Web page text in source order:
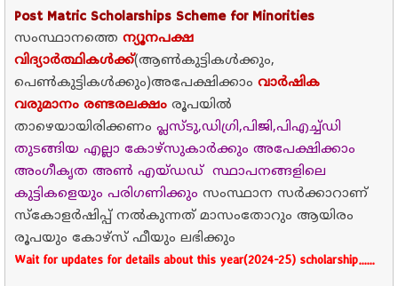
Post Matric Scholarships Scheme for Minorities
സംസ്ഥാനത്തെ ന്യൂനപക്ഷ
വിദ്യാർത്ഥികൾക്ക്(ആൺകുട്ടികൾക്കും,
പെൺകുട്ടികൾക്കും)അപേക്ഷിക്കാം വാർഷിക
വരുമാനം രണ്ടരലക്ഷം രൂപയിൽ
താഴെയായിരിക്കണം പ്ലസ്ടു,ഡിഗ്രി,പിജി,പിഎച്ച്ഡി
തുടങ്ങിയ എല്ലാ കോഴ്സുകാർക്കും അപേക്ഷിക്കാം
അംഗീകൃത അൺ എയ്ഡഡ് സ്ഥാപനങ്ങളിലെ
കുട്ടികളെയും പരിഗണിക്കും സംസ്ഥാന സർക്കാറാണ്
സ്കോളർഷിപ്പ് നൽകുന്നത് മാസംതോറും ആയിരം
രൂപയും കോഴ്സ് ഫീയും ലഭിക്കും
Wait for updates for details about this year(2024-25) scholarship......